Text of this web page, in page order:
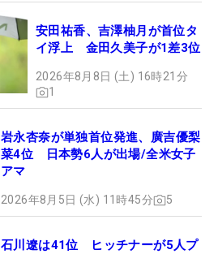
安田祐香、吉澤柚月が首位タ
イ浮上 金田久美子が1差3位
2026年8月8日 (土) 16時21分
1
岩永杏奈が単独首位発進、廣吉優梨
菜4位 日本勢6人が出場/全米女子
アマ
2026年8月5日 (水) 11時45分 5
石川遼は41位 ヒッチナーが5人プ